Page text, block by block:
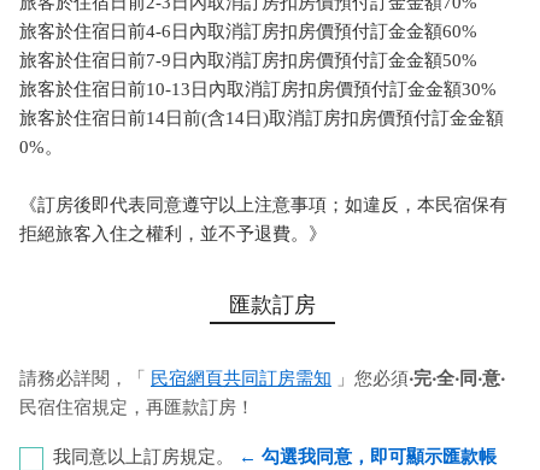
旅客於住宿日前4-6日內取消訂房扣房價預付訂金金額60%
旅客於住宿日前7-9日內取消訂房扣房價預付訂金金額50%
旅客於住宿日前10-13日內取消訂房扣房價預付訂金金額30%
旅客於住宿日前14日前(含14日)取消訂房扣房價預付訂金金額
0%。
《訂房後即代表同意遵守以上注意事項；如違反，本民宿保有
拒絕旅客入住之權利，並不予退費。》
匯款訂房
請務必詳閱，「 民宿網頁共同訂房需知 」您必須‧完‧全‧同‧意‧
民宿住宿規定，再匯款訂房！
我同意以上訂房規定。
← 勾選我同意，即可顯示匯款帳